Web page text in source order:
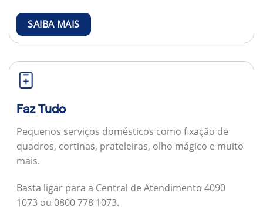
SAIBA MAIS
Faz Tudo
Pequenos serviços domésticos como fixação de
quadros, cortinas, prateleiras, olho mágico e muito
mais.
Basta ligar para a Central de Atendimento 4090
1073 ou 0800 778 1073.